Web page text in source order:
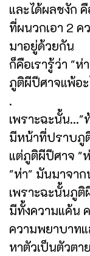
และได้ผลชงัก คื
ที่ผนวกเอา 2
มาอยู่ด้วยกัน
ก็คือเรารู้ว่า "
ภูติผีปีศาจแพ้อ
.
เพราะฉะนั้น
มีหน้าที่ปราบภู
แต่ภูติผีปีศาจ "
"ห่า" มันมาจาก
เพราะฉะนั้นภู
มีทั้งความแค้น
ความพยาบาท
หาตัวเป็นตัวตา